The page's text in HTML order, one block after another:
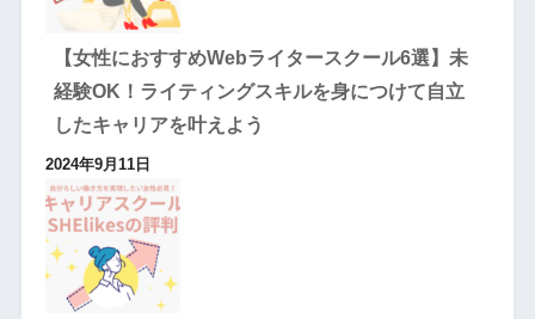
【女性におすすめWebライタースクール6選】未
経験OK！ライティングスキルを身につけて自立
したキャリアを叶えよう
2024年9月11日